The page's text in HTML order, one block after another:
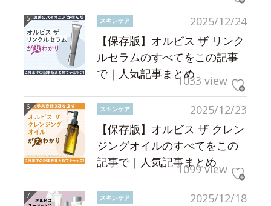
2025/12/24
スキンケア
【保存版】オルビス ザ リンク
ルセラムのすべてをこの記事
で｜人気記事まとめ1033 view
2025/12/23
スキンケア
【保存版】オルビス ザ クレン
ジングオイルのすべてをこの
記事で｜人気記事まとめ
1099 view
2025/12/18
スキンケア